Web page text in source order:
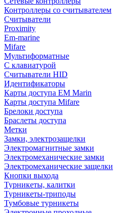
Контроллеры со считывателем
Считыватели
Proximity
Em-marine
Mifare
Мультиформатные
С клавиатурой
Считыватели HID
Идентификаторы
Карты доступа EM Marin
Карты доступа Mifare
Брелоки доступа
Браслеты доступа
Метки
Замки, электрозащелки
Электромагнитные замки
Электромеханические замки
Электромеханические защелки
Кнопки выхода
Турникеты, калитки
Турникеты-триподы
Тумбовые турникеты